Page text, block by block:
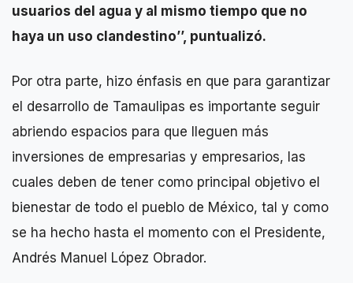
usuarios del agua y al mismo tiempo que no
haya un uso clandestino’’, puntualizó.
Por otra parte, hizo énfasis en que para garantizar
el desarrollo de Tamaulipas es importante seguir
abriendo espacios para que lleguen más
inversiones de empresarias y empresarios, las
cuales deben de tener como principal objetivo el
bienestar de todo el pueblo de México, tal y como
se ha hecho hasta el momento con el Presidente,
Andrés Manuel López Obrador.